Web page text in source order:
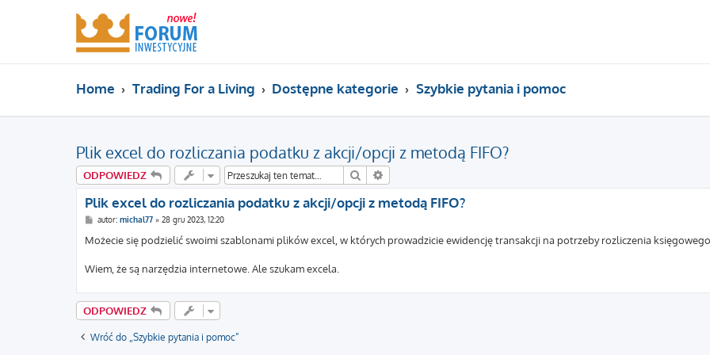
Home Trading For a Living Dostępne kategorie Szybkie pytania i pomoc
Plik excel do rozliczania podatku z akcji/opcji z metodą FIFO?
ODPOWIEDZ Szukaj
Plik excel do rozliczania podatku z akcji/opcji z metodą FIFO?
P
s
t
autor: michal77» 28 gru 2023, 12:20
Możecie się podzielić swoimi szablonami plików excel, w których prowadzicie ewidencję transakcji na potrzeby rozliczenia
Wiem, że są narzędzia internetowe. Ale szukam excela.
ODPOWIEDZ
Wróć do „Szybkie pytania i pomoc”